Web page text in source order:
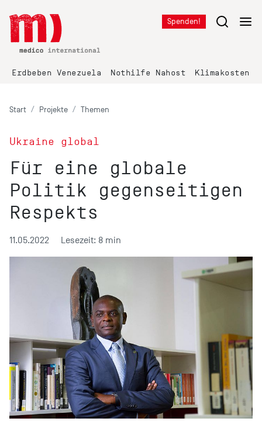
Spenden!
Erdbeben Venezuela Nothilfe Nahost Klimakosten
Start Projekte Themen
Ukraine global
Für eine globale
Politik gegenseitigen
Respekts
11.05.2022 Lesezeit: 8 min